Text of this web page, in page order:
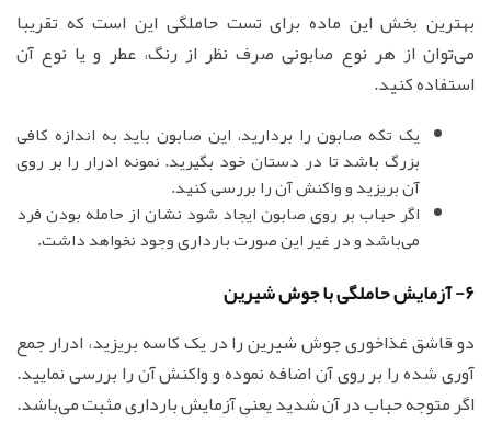
بهترین بخش این ماده برای تست حاملگی این است که تقریبا
می‌توان از هر نوع صابونی صرف نظر از رنگ، عطر و یا نوع آن
استفاده کنید.
یک تکه صابون را بردارید، این صابون باید به اندازه کافی
بزرگ باشد تا در دستان خود بگیرید. نمونه ادرار را بر روی
آن بریزید و واکنش آن را بررسی کنید.
اگر حباب بر روی صابون ایجاد شود نشان از حامله بودن فرد
می‌باشد و در غیر این صورت بارداری وجود نخواهد داشت.
6- آزمایش حاملگی با جوش شیرین
دو قاشق غذاخوری جوش شیرین را در یک کاسه بریزید، ادرار جمع
آوری شده را بر روی آن اضافه نموده و واکنش آن را بررسی نمایید.
اگر متوجه حباب در آن شدید یعنی آزمایش بارداری مثبت می‌باشد.